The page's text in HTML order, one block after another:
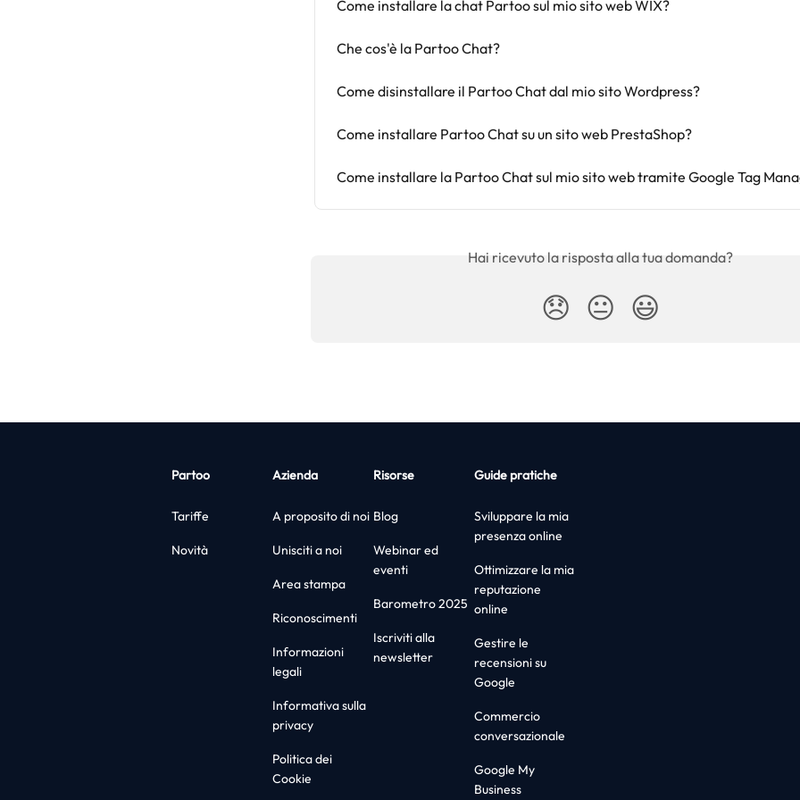
Come installare la chat Partoo sul mio sito web WIX?
Che cos'è la Partoo Chat?
Come disinstallare il Partoo Chat dal mio sito Wordpress?
Come installare Partoo Chat su un sito web PrestaShop?
Come installare la Partoo Chat sul mio sito web tramite Google Tag
Hai ricevuto la risposta alla tua domanda?
😞 😐 😃
Partoo
Tariffe
Novità
Azienda
A proposito di noi
Unisciti a noi
Area stampa
Riconoscimenti
Informazioni
legali
Informativa sulla
privacy
Politica dei
Cookie
Risorse
Blog
Webinar ed
eventi
Barometro 2025
Iscriviti alla
newsletter
Guide pratiche
Sviluppare la mia
presenza online
Ottimizzare la mia
reputazione
online
Gestire le
recensioni su
Google
Commercio
conversazionale
Google My
Business